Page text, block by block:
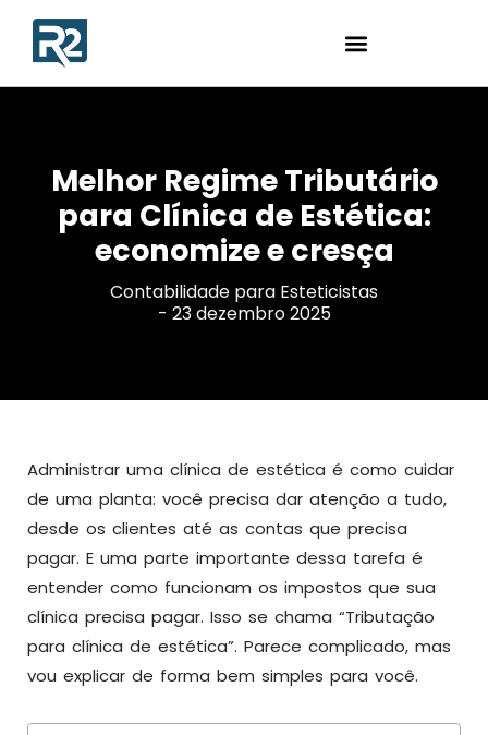
Melhor Regime Tributário
para Clínica de Estética:
economize e cresça
Contabilidade para Esteticistas
- 23 dezembro 2025
Administrar uma clínica de estética é como cuidar
de uma planta: você precisa dar atenção a tudo,
desde os clientes até as contas que precisa
pagar. E uma parte importante dessa tarefa é
entender como funcionam os impostos que sua
clínica precisa pagar. Isso se chama “Tributação
para clínica de estética”. Parece complicado, mas
vou explicar de forma bem simples para você.